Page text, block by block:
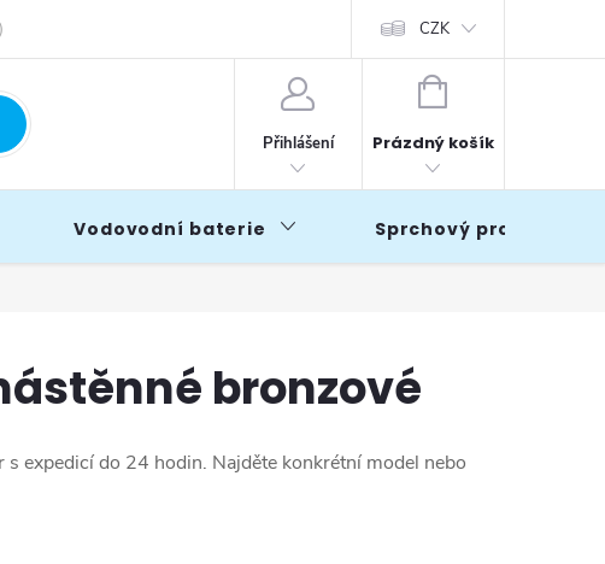
CZK
Přihlášení
NÁKUPNÍ
Prázdný košík
Vodovodní baterie Sprchový program
bronzové
expedicí do 24 hodin. Najděte konkrétní model nebo